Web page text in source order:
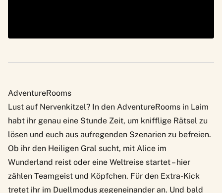
AdventureRooms
Lust auf Nervenkitzel? In den AdventureRooms in Laim
habt ihr genau eine Stunde Zeit, um knifflige Rätsel zu
lösen und euch aus aufregenden Szenarien zu befreien.
Ob ihr den Heiligen Gral sucht, mit Alice im
Wunderland reist oder eine Weltreise startet – hier
zählen Teamgeist und Köpfchen. Für den Extra-Kick
tretet ihr im Duellmodus gegeneinander an. Und bald